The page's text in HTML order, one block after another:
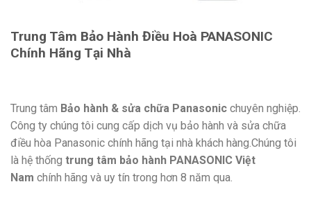
Trung Tâm Bảo Hành Điều Hoà PANASONIC
Chính Hãng Tại Nhà
Trung tâm Bảo hành & sửa chữa Panasonic chuyên nghiệp.
Công ty chúng tôi cung cấp dịch vụ bảo hành và sửa chữa
điều hòa Panasonic chính hãng tại nhà khách hàng.Chúng tôi
là hệ thống trung tâm bảo hành PANASONIC Việt
Nam chính hãng và uy tín trong hơn 8 năm qua.